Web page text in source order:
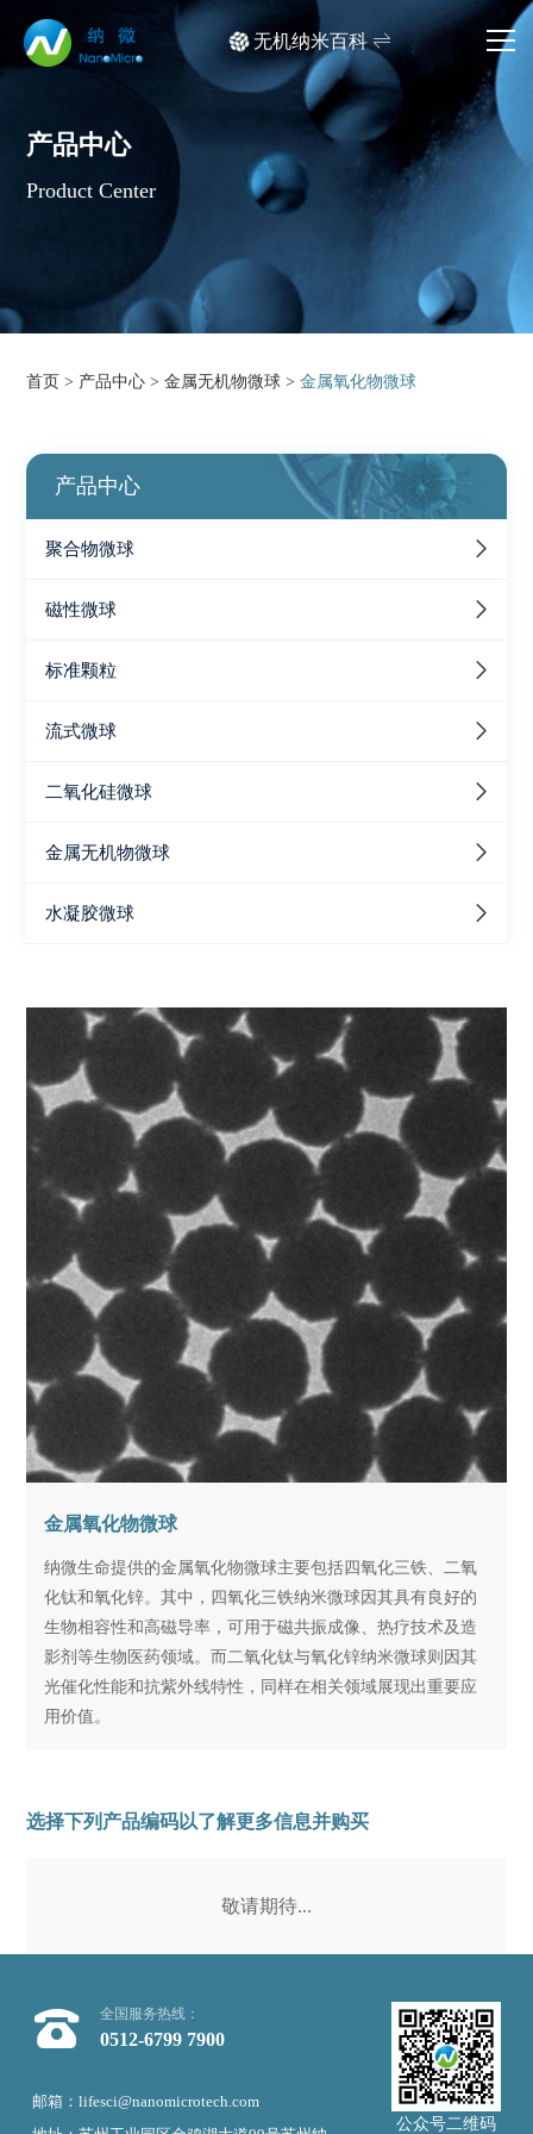
无机纳米百科
网站首页
产品中心
文档中心
媒体中心
产品检索
产品中心
Product Center
首页 > 产品中心 >金属无机物微球 >金属氧化物微球
产品中心
聚合物微球
磁性微球
标准颗粒
流式微球
二氧化硅微球
金属无机物微球
水凝胶微球
金属氧化物微球
纳微生命提供的金属氧化物微球主要包括四氧化三铁、二氧
化钛和氧化锌。其中，四氧化三铁纳米微球因其具有良好的
生物相容性和高磁导率，可用于磁共振成像、热疗技术及造
影剂等生物医药领域。而二氧化钛与氧化锌纳米微球则因其
光催化性能和抗紫外线特性，同样在相关领域展现出重要应
用价值。
选择下列产品编码以了解更多信息并购买
敬请期待...
公众号二维码
全国服务热线：
0512-6799 7900
邮箱：lifesci@nanomicrotech.com